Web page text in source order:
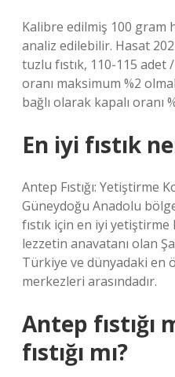
Kalibre edilmiş 100 gram
analiz edilebilir. Hasat
tuzlu fıstık, 110-115 adet
oranı maksimum %2
bağlı olarak kapalı oranı
En iyi fıstık
Antep Fıstığı: Yetiştirme
Güneydoğu Anadolu
fıstık için en iyi yetiştirme
lezzetin anavatanı olan
Türkiye ve dünyadaki en
merkezleri arasındadır.
Antep fıstığı
fıstığı mı?